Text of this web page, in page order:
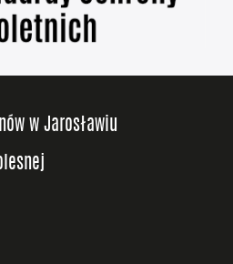
w Jarosławiu